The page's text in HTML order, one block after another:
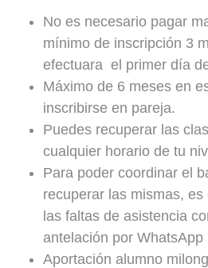
No es necesario pagar
mínimo de inscripción 3
efectuara el primer día
Máximo de 6 meses en
inscribirse en pareja.
Puedes recuperar las
cualquier horario de tu
Para poder coordinar el
recuperar las mismas,
las faltas de asistencia
antelación por WhatsApp
Aportación alumno